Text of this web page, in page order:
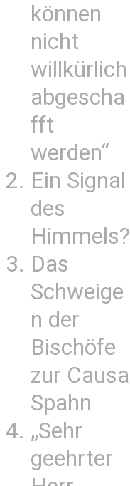
können
nicht
willkürlich
abgescha
fft
werden“
Ein Signal
des
Himmels?
Das
Schweige
n der
Bischöfe
zur Causa
Spahn
„Sehr
geehrter